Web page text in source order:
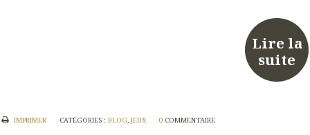
Lire la
suite
IMPRIMER CATÉGORIES : BLOG, JEUX 0 COMMENTAIRE